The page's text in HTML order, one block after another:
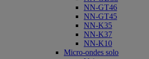
NN-GT46
NN-GT45
NN-K35
NN-K37
NN-K10
Micro-ondes solo